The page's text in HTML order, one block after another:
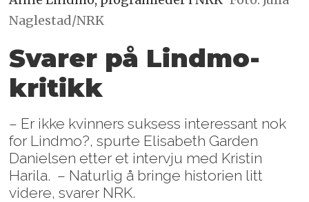
Naglestad/NRK
Svarer på Lindmo-
kritikk
– Er ikke kvinners suksess interessant nok
for Lindmo?, spurte Elisabeth Garden
Danielsen etter et intervju med Kristin
Harila. – Naturlig å bringe historien litt
videre, svarer NRK.